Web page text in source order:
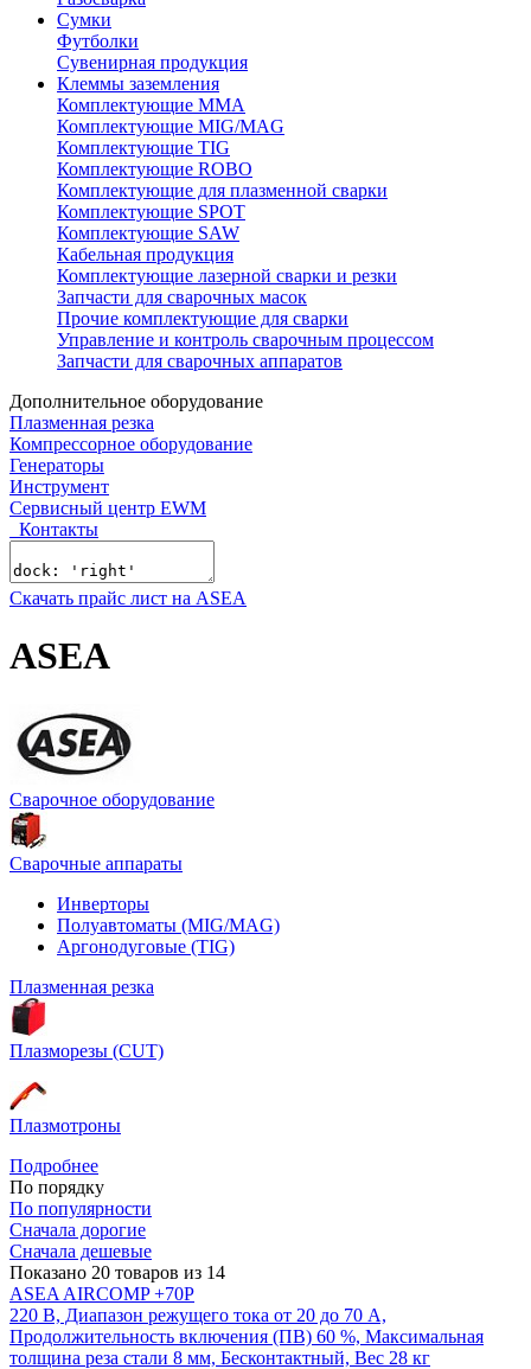
Сумки
Футболки
Сувенирная продукция
Клеммы заземления
Комплектующие ММА
Комплектующие MIG/MAG
Комплектующие TIG
Комплектующие ROBO
Комплектующие для плазменной сварки
Комплектующие SPOT
Комплектующие SAW
Кабельная продукция
Комплектующие лазерной сварки и резки
Запчасти для сварочных масок
Прочие комплектующие для сварки
Управление и контроль сварочным процессом
Запчасти для сварочных аппаратов
Дополнительное оборудование
Плазменная резка
Компрессорное оборудование
Генераторы
Инструмент
Сервисный центр EWM
Контакты
Скачать прайс лист на ASEA
ASEA
Сварочное оборудование
Сварочные аппараты
Инверторы
Полуавтоматы (MIG/MAG)
Аргонодуговые (TIG)
Плазменная резка
Плазморезы (CUT)
Плазмотроны
Подробнее
По порядку
По популярности
Сначала дорогие
Сначала дешевые
Показано 20 товаров из 14
ASEA AIRCOMP +70P
220 В, Диапазон режущего тока от 20 до 70 А,
Продолжительность включения (ПВ) 60 %, Максимальная
толщина реза стали 8 мм, Бесконтактный, Вес 28 кг